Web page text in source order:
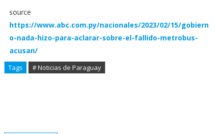
source
https://www.abc.com.py/nacionales/2023/02/15/gobiern
o-nada-hizo-para-aclarar-sobre-el-fallido-metrobus-
acusan/
Tags # Noticias de Paraguay